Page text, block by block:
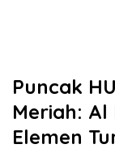
Puncak
Meriah: Al
Elemen